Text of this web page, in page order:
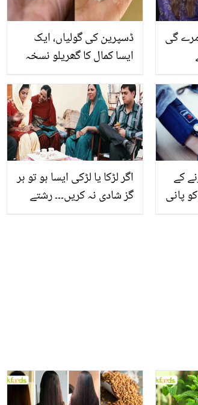
ڈسپرین کی گولیاں، ایک
ایسا کمال کا گھریلو نسخہ
کردے آسان
گی
دیا
اگر لڑکا یا لڑکی ایسا ہو تو ہر
گز شادی نہ کریں۔۔۔ رشتے
کے
کو پانی